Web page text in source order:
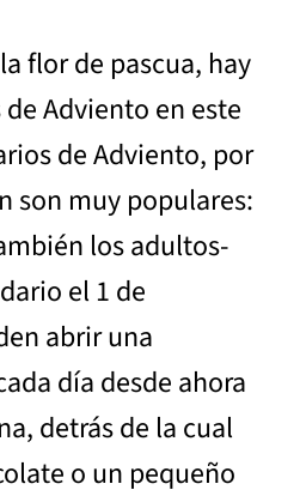
flor de pascua, hay
Adviento en este
de Adviento, por
son muy populares:
los adultos-
el 1 de
abrir una
día desde ahora
detrás de la cual
o un pequeño